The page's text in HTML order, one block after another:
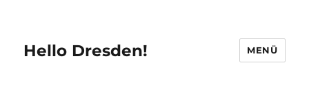
Hello Dresden! MENÜ